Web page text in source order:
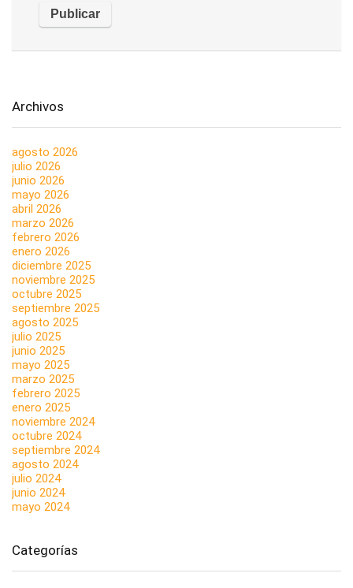
Archivos
agosto 2026
julio 2026
junio 2026
mayo 2026
abril 2026
marzo 2026
febrero 2026
enero 2026
diciembre 2025
noviembre 2025
octubre 2025
septiembre 2025
agosto 2025
julio 2025
junio 2025
mayo 2025
marzo 2025
febrero 2025
enero 2025
noviembre 2024
octubre 2024
septiembre 2024
agosto 2024
julio 2024
junio 2024
mayo 2024
Categorías